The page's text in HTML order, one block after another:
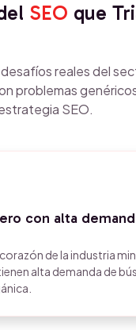
SEO que
reales del
problemas
SEO.
con alta
de la industria
alta demanda de